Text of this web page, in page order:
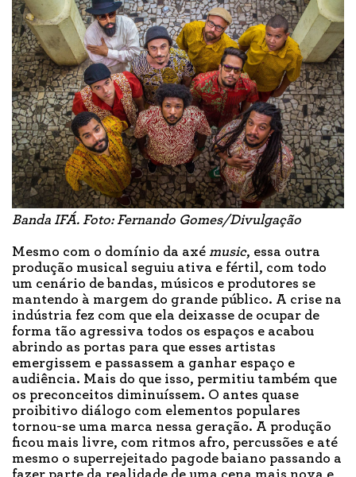
Banda IFÁ. Foto: Fernando Gomes/Divulgação
Mesmo com o domínio da axé music, essa outra
produção musical seguiu ativa e fértil, com todo
um cenário de bandas, músicos e produtores se
mantendo à margem do grande público. A crise na
indústria fez com que ela deixasse de ocupar de
forma tão agressiva todos os espaços e acabou
abrindo as portas para que esses artistas
emergissem e passassem a ganhar espaço e
audiência. Mais do que isso, permitiu também que
os preconceitos diminuíssem. O antes quase
proibitivo diálogo com elementos populares
tornou-se uma marca nessa geração. A produção
ficou mais livre, com ritmos afro, percussões e até
mesmo o superrejeitado pagode baiano passando a